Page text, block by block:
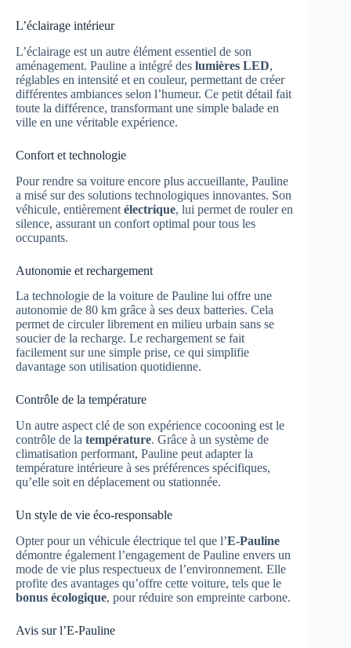
L’éclairage intérieur
L’éclairage est un autre élément essentiel de son
aménagement. Pauline a intégré des lumières LED,
réglables en intensité et en couleur, permettant de créer
différentes ambiances selon l’humeur. Ce petit détail fait
toute la différence, transformant une simple balade en
ville en une véritable expérience.
Confort et technologie
Pour rendre sa voiture encore plus accueillante, Pauline
a misé sur des solutions technologiques innovantes. Son
véhicule, entièrement électrique, lui permet de rouler en
silence, assurant un confort optimal pour tous les
occupants.
Autonomie et rechargement
La technologie de la voiture de Pauline lui offre une
autonomie de 80 km grâce à ses deux batteries. Cela
permet de circuler librement en milieu urbain sans se
soucier de la recharge. Le rechargement se fait
facilement sur une simple prise, ce qui simplifie
davantage son utilisation quotidienne.
Contrôle de la température
Un autre aspect clé de son expérience cocooning est le
contrôle de la température. Grâce à un système de
climatisation performant, Pauline peut adapter la
température intérieure à ses préférences spécifiques,
qu’elle soit en déplacement ou stationnée.
Un style de vie éco-responsable
Opter pour un véhicule électrique tel que l’E-Pauline
démontre également l’engagement de Pauline envers un
mode de vie plus respectueux de l’environnement. Elle
profite des avantages qu’offre cette voiture, tels que le
bonus écologique, pour réduire son empreinte carbone.
Avis sur l’E-Pauline